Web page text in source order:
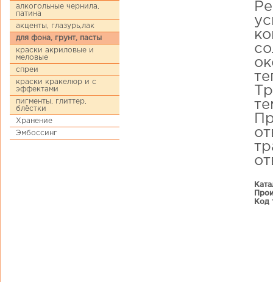
алкогольные чернила,
патина
акценты, глазурь,лак
для фона, грунт, пасты
краски акриловые и
меловые
спреи
краски кракелюр и с
эффектами
пигменты, глиттер,
блёстки
Хранение
Эмбоссинг
Код